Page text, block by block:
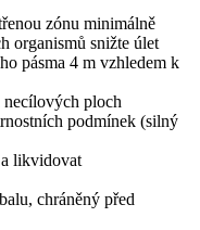
zónu minimálně
organismů snižte úlet
pásma 4 m vzhledem k
necílových ploch
podmínek (silný
likvidovat
chráněný před